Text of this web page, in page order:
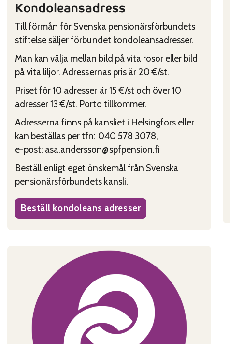
Kondoleansadress
Till förmån för Svenska pensionärsförbundets
stiftelse säljer förbundet kondoleansadresser.
Man kan välja mellan bild på vita rosor eller bild
på vita liljor. Adressernas pris är 20 €/st.
Priset för 10 adresser är 15 €/st och över 10
adresser 13 €/st. Porto tillkommer.
Adresserna finns på kansliet i Helsingfors eller
kan beställas per tfn: 040 578 3078,
e-post: asa.andersson@spfpension.fi
Beställ enligt eget önskemål från Svenska
pensionärsförbundets kansli.
Beställ kondoleans adresser